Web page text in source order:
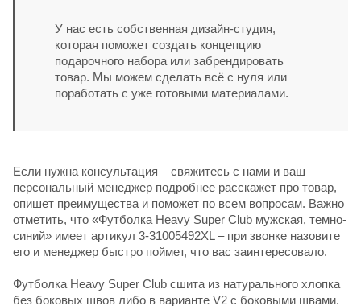
У нас есть собственная дизайн-студия,
которая поможет создать концепцию
подарочного набора или забрендировать
товар. Мы можем сделать всё с нуля или
поработать с уже готовыми материалами.
Если нужна консультация – свяжитесь с нами и ваш
персональный менеджер подробнее расскажет про товар,
опишет преимущества и поможет по всем вопросам. Важно
отметить, что «Футболка Heavy Super Club мужская, темно-
синий» имеет артикул 3-31005492XL – при звонке назовите
его и менеджер быстро поймет, что вас заинтересовало.
Футболка Heavy Super Club сшита из натурального хлопка
без боковых швов либо в варианте V2 с боковыми швами.